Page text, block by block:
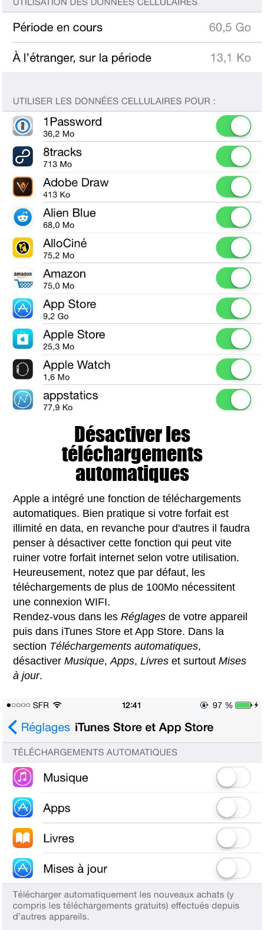
Désactiver les
téléchargements
automatiques
Apple a intégré une fonction de téléchargements
automatiques. Bien pratique si votre forfait est
illimité en data, en revanche pour d'autres il faudra
penser à désactiver cette fonction qui peut vite
ruiner votre forfait internet selon votre utilisation.
Heureusement, notez que par défaut, les
téléchargements de plus de 100Mo nécessitent
une connexion WIFI.
Rendez-vous dans lesRéglages de votre appareil
puis dans iTunes Store et App Store. Dans la
section Téléchargements automatiques,
désactiverMusique,Apps,Livres et surtoutMises
à jour.